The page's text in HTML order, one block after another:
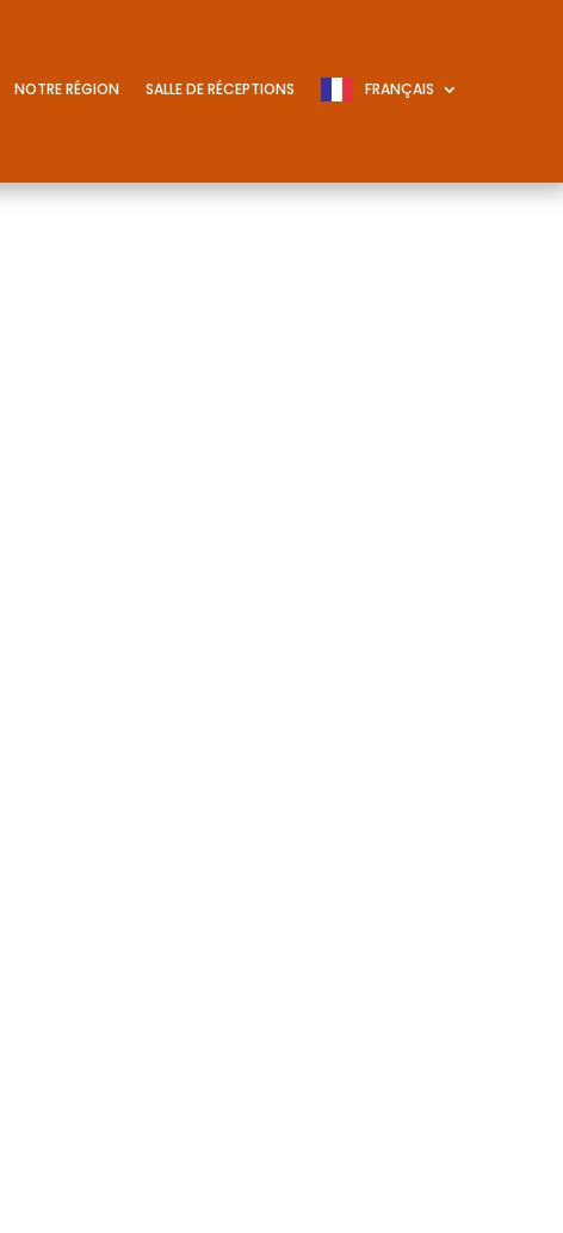
NOTRE RÉGION SALLE DE RÉCEPTIONS FRANÇAIS